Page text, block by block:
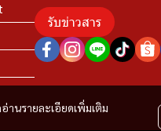
นรายละเอียดเพิ่มเติม
รับข่าวสาร